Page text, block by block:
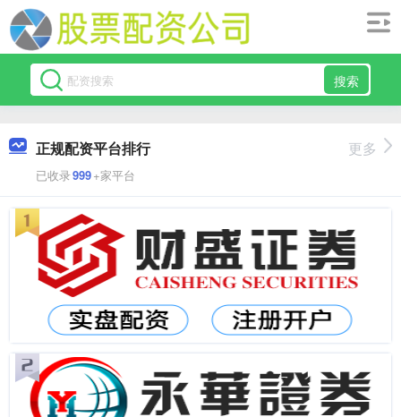
搜索
正规配资平台排行
已收录999+家平台
更多